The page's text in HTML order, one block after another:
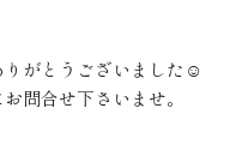
がとうございました☺
問合せ下さいませ。